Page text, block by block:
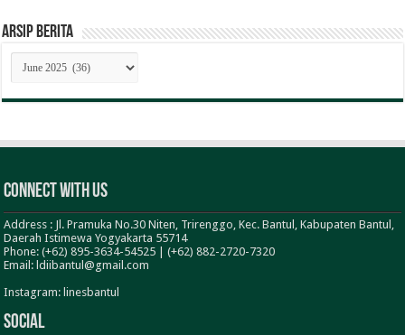
ARSIP BERITA
ARSIP
BERITA
Connect With Us
Address : Jl. Pramuka No.30 Niten, Trirenggo, Kec. Bantul, Kabupaten Bantul,
Daerah Istimewa Yogyakarta 55714
Phone: (+62) 895-3634-54525 | (+62) 882-2720-7320
Email: ldiibantul@gmail.com
Instagram: linesbantul
Social